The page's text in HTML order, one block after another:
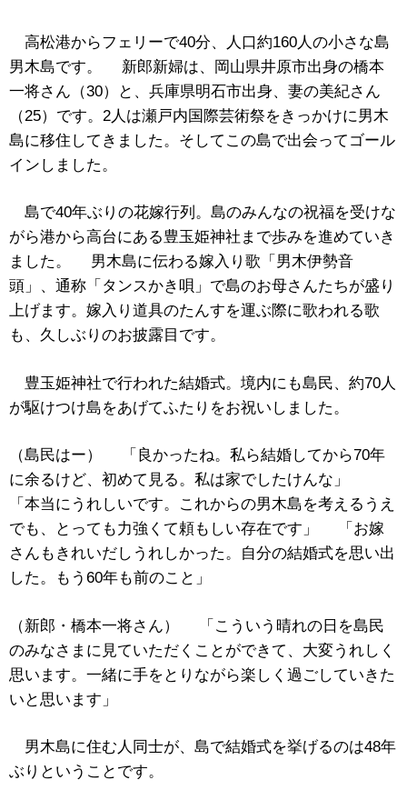
高松港からフェリーで40分、人口約160人の小さな島
男木島です。 新郎新婦は、岡山県井原市出身の橋本
一将さん（30）と、兵庫県明石市出身、妻の美紀さん
（25）です。2人は瀬戸内国際芸術祭をきっかけに男木
島に移住してきました。そしてこの島で出会ってゴール
インしました。
島で40年ぶりの花嫁行列。島のみんなの祝福を受けな
がら港から高台にある豊玉姫神社まで歩みを進めていき
ました。 男木島に伝わる嫁入り歌「男木伊勢音
頭」、通称「タンスかき唄」で島のお母さんたちが盛り
上げます。嫁入り道具のたんすを運ぶ際に歌われる歌
も、久しぶりのお披露目です。
豊玉姫神社で行われた結婚式。境内にも島民、約70人
が駆けつけ島をあげてふたりをお祝いしました。
（島民はー） 「良かったね。私ら結婚してから70年
に余るけど、初めて見る。私は家でしたけんな」
「本当にうれしいです。これからの男木島を考えるうえ
でも、とっても力強くて頼もしい存在です」 「お嫁
さんもきれいだしうれしかった。自分の結婚式を思い出
した。もう60年も前のこと」
（新郎・橋本一将さん） 「こういう晴れの日を島民
のみなさまに見ていただくことができて、大変うれしく
思います。一緒に手をとりながら楽しく過ごしていきた
いと思います」
男木島に住む人同士が、島で結婚式を挙げるのは48年
ぶりということです。